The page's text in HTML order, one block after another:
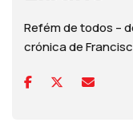
Refém de todos –
crónica de